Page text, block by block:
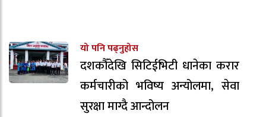
यो पनि पढ्नुहोस
दशकौँदेखि सिटिईभिटी धानेका करार
कर्मचारीको भविष्य अन्योलमा, सेवा
सुरक्षा माग्दै आन्दोलन